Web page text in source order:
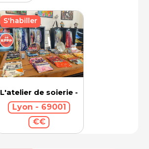
L'atelier de soierie - Brochier Soieries
Lyon - 69001
€€
S'habiller